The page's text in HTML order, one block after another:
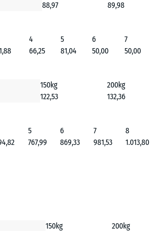
88,97 89,98
4 5 6 7
66,25 81,04 50,00 50,00
150kg 200kg
122,53 132,36
5 6 7 8
767,99 869,33 981,53 1.013,80
150kg 200kg